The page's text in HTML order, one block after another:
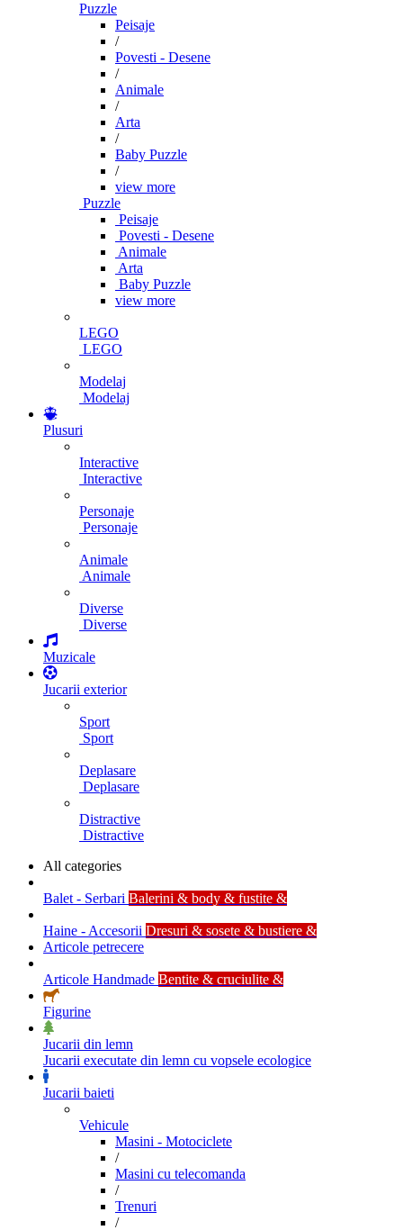
Puzzle
Peisaje
/
Povesti - Desene
/
Animale
/
Arta
/
Baby Puzzle
/
view more
Puzzle
Peisaje
Povesti - Desene
Animale
Arta
Baby Puzzle
view more
LEGO
LEGO
Modelaj
Modelaj
Plusuri
Interactive
Interactive
Personaje
Personaje
Animale
Animale
Diverse
Diverse
Muzicale
Jucarii exterior
Sport
Sport
Deplasare
Deplasare
Distractive
Distractive
All categories
Balet - Serbari Balerini & body & fustite &
Haine - Accesorii Dresuri & sosete & bustiere &
Articole petrecere
Articole Handmade Bentite & cruciulite &
Figurine
Jucarii din lemn
Jucarii executate din lemn cu vopsele ecologice
Jucarii baieti
Vehicule
Masini - Motociclete
/
Masini cu telecomanda
/
Trenuri
/